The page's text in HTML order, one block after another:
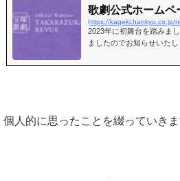
歌劇公式ホームペ
https://kageki.hankyu.co.jp/
2023年に初舞台を踏みま
ましたのでお知らせい
個人的に思ったことを綴っていきま